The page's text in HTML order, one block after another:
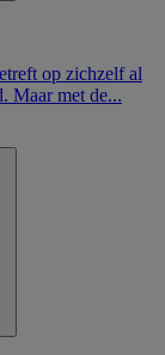
op zichzelf al
Maar met de...